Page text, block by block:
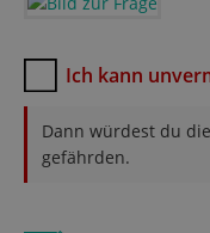
Ich kann
Dann würdest du
gefährden.